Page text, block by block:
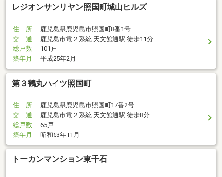
レジオンサンリヤン照国町城山ヒルズ
住 所
鹿児島県鹿児島市照国町8番1号
交 通
鹿児島市電２系統 天文館通駅 徒歩11分
総戸数
101戸
築年月
平成25年2月
第３鶴丸ハイツ照国町
住 所
鹿児島県鹿児島市照国町17番2号
交 通
鹿児島市電２系統 天文館通駅 徒歩8分
総戸数
65戸
築年月
昭和53年11月
トーカンマンション東千石